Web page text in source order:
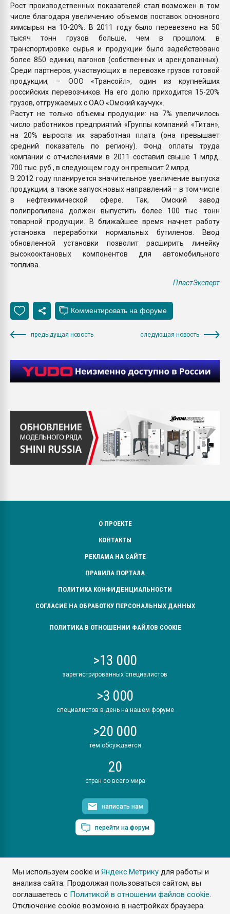
Мы используем cookie иЯндекс.Метрику для работы и
анализа сайта. Продолжая пользоваться сайтом, вы
соглашаетесь с Политикой в отношении файлов cookie.
Отключение cookie возможно в настройках браузера.
Рост производственных показателей стал возможен в том
числе благодаря увеличению объемов поставок основного
химсырья на 10-20%. В 2011 году было перевезено на 50
тысяч тонн грузов больше, чем в прошлом; в
транспортировке сырья и продукции было задействовано
более 850 единиц вагонов (собственных и арендованных).
Среди партнеров, участвующих в перевозке грузов готовой
продукции, – ООО «Трансойл», один из крупнейших
российских перевозчиков. На его долю приходится 15-20%
грузов, отгружаемых с ОАО «Омский каучук».
Растут не только объемы продукции: на 7% увеличилось
число работников предприятий «Группы компаний «Титан»,
на 20% выросла их заработная плата (она превышает
средний показатель по региону). Фонд оплаты труда
компании с отчислениями в 2011 составил свыше 1 млрд.
700 тыс. руб., в следующем году он превысит 2 млрд.
В 2012 году планируется значительное увеличение выпуска
продукции, а также запуск новых направлений – в том числе
в нефтехимической сфере. Так, Омский завод
полипропилена должен выпустить более 100 тыс. тонн
товарной продукции. В ближайшее время начнет работу
установка переработки нормальных бутиленов. Ввод
обновленной установки позволит расширить линейку
высокооктановых компонентов для автомобильного
топлива.
ПластЭксперт
предыдущая новость следующая новость
О ПРОЕКТЕ
КОНТАКТЫ
РЕКЛАМА НА САЙТЕ
ПРАВИЛА ПОРТАЛА
ПОЛИТИКА КОНФИДЕНЦИАЛЬНОСТИ
СОГЛАСИЕ НА ОБРАБОТКУ ПЕРСОНАЛЬНЫХ ДАННЫХ
ПОЛИТИКА В ОТНОШЕНИИ ФАЙЛОВ COOKIE
>13 000
зарегистрированных специалистов
>3 000
специалистов в день на нашем форуме
>20 000
тем обсуждается
20
стран со всего мира
написать нам
перейти на форум
ПластЭксперт © 2006. Все права защищены
Разрешается копирование материалов сайта с обязательной
ссылкой на www.e-plastic.ru
Разработка сайта